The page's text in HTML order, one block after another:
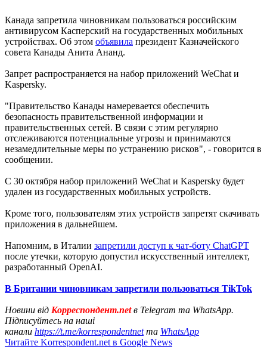
Канада запретила чиновникам пользоваться российским
антивирусом Касперский на государственных мобильных
устройствах. Об этом объявила президент Казначейского
совета Канады Анита Ананд.
Запрет распространяется на набор приложений WeChat и
Kaspersky.
"Правительство Канады намеревается обеспечить
безопасность правительственной информации и
правительственных сетей. В связи с этим регулярно
отслеживаются потенциальные угрозы и принимаются
незамедлительные меры по устранению рисков", - говорится в
сообщении.
С 30 октября набор приложений WeChat и Kaspersky будет
удален из государственных мобильных устройств.
Кроме того, пользователям этих устройств запретят скачивать
приложения в дальнейшем.
Напомним, в Италии запретили доступ к чат-боту СhatGPT
после утечки, которую допустил искусственный интеллект,
разработанный OpenAI.
В Британии чиновникам запретили пользоваться TikTok
Новини від Корреспондент.netв Telegram та WhatsApp.
Підписуйтесь на наші
канали https://t.me/korrespondentnetта WhatsApp
Читайте Korrespondent.net в Google News